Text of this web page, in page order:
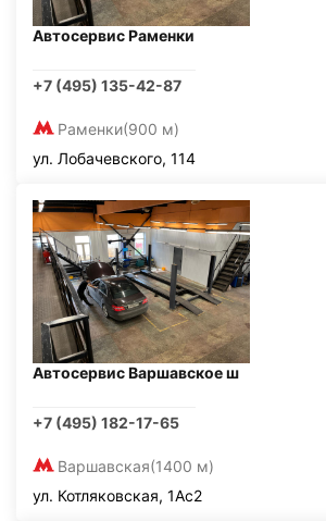
Автосервис Раменки
+7 (495) 135-42-87
Раменки(900 м)
ул. Лобачевского, 114
Автосервис Варшавское ш
+7 (495) 182-17-65
Варшавская(1400 м)
ул. Котляковская, 1Ас2